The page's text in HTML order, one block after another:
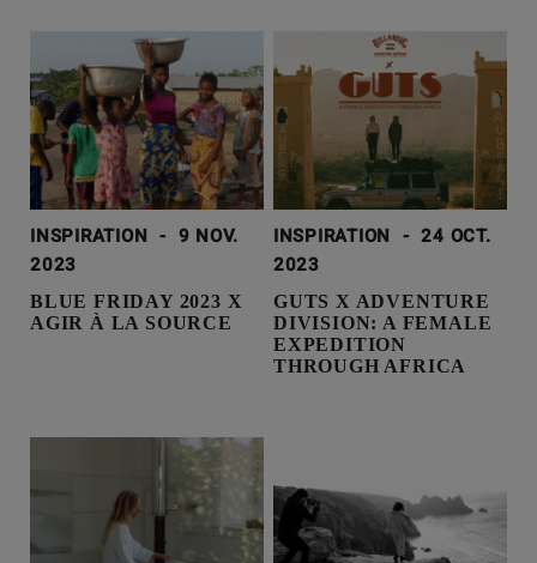
INSPIRATION - 9 NOV.
2023
BLUE FRIDAY 2023 X
AGIR À LA SOURCE
INSPIRATION - 24 OCT.
2023
GUTS X ADVENTURE
DIVISION: A FEMALE
EXPEDITION
THROUGH AFRICA